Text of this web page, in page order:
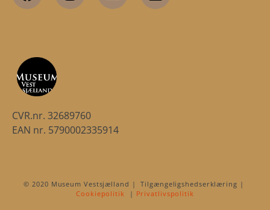
CVR.nr. 32689760
EAN nr. 5790002335914
© 2020 Museum Vestsjælland | Tilgængeligshedserklæring |
Cookiepolitik
| Privatlivspolitik